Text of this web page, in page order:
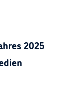
2025